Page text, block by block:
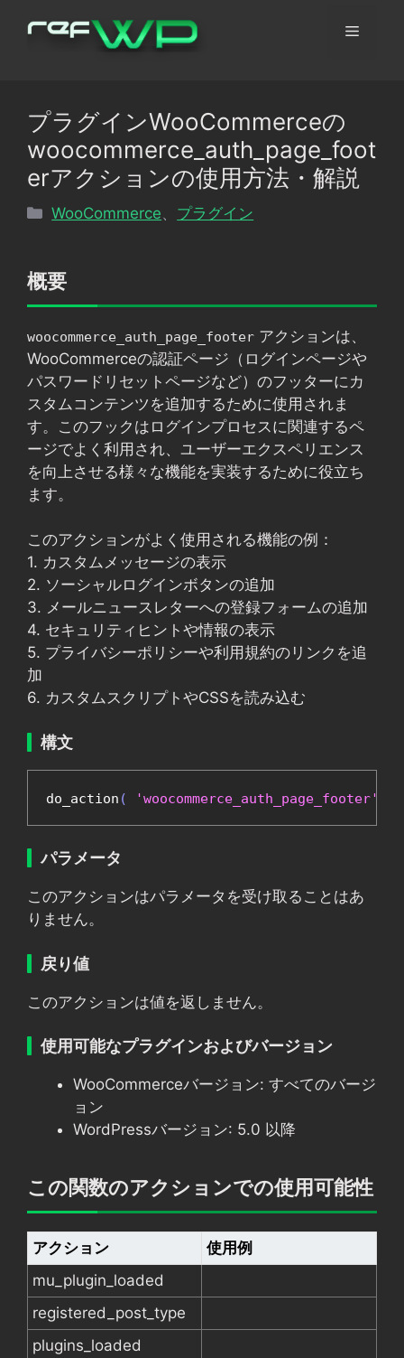
メ
ュ
ー
プラグインWooCommerceの
woocommerce_auth_page_foot
erアクションの使用方法・解説
カ
リ
WooCommerce プラグイン
概要
woocommerce_auth_page_footer アクションは、
WooCommerceの認証ページ（ログインページや
パスワードリセットページなど）のフッターにカ
スタムコンテンツを追加するために使用されま
す。このフックはログインプロセスに関連するペ
ージでよく利用され、ユーザーエクスペリエンス
を向上させる様々な機能を実装するために役立ち
ます。
このアクションがよく使用される機能の例：
1. カスタムメッセージの表示
2. ソーシャルログインボタンの追加
3. メールニュースレターへの登録フォームの追加
4. セキュリティヒントや情報の表示
5. プライバシーポリシーや利用規約のリンクを追
加
6. カスタムスクリプトやCSSを読み込む
構文
do_action ( 'woocommerce_auth_page_footer'
パラメータ
このアクションはパラメータを受け取ることはあ
りません。
戻り値
このアクションは値を返しません。
使用可能なプラグインおよびバージョン
WooCommerceバージョン: すべてのバージ
ョン
WordPressバージョン: 5.0 以降
この関数のアクションでの使用可能性
アクション
使用例
mu_plugin_loaded
registered_post_type
plugins_loaded